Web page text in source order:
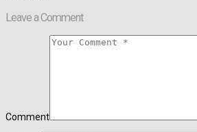
Leave a Comment
Comment